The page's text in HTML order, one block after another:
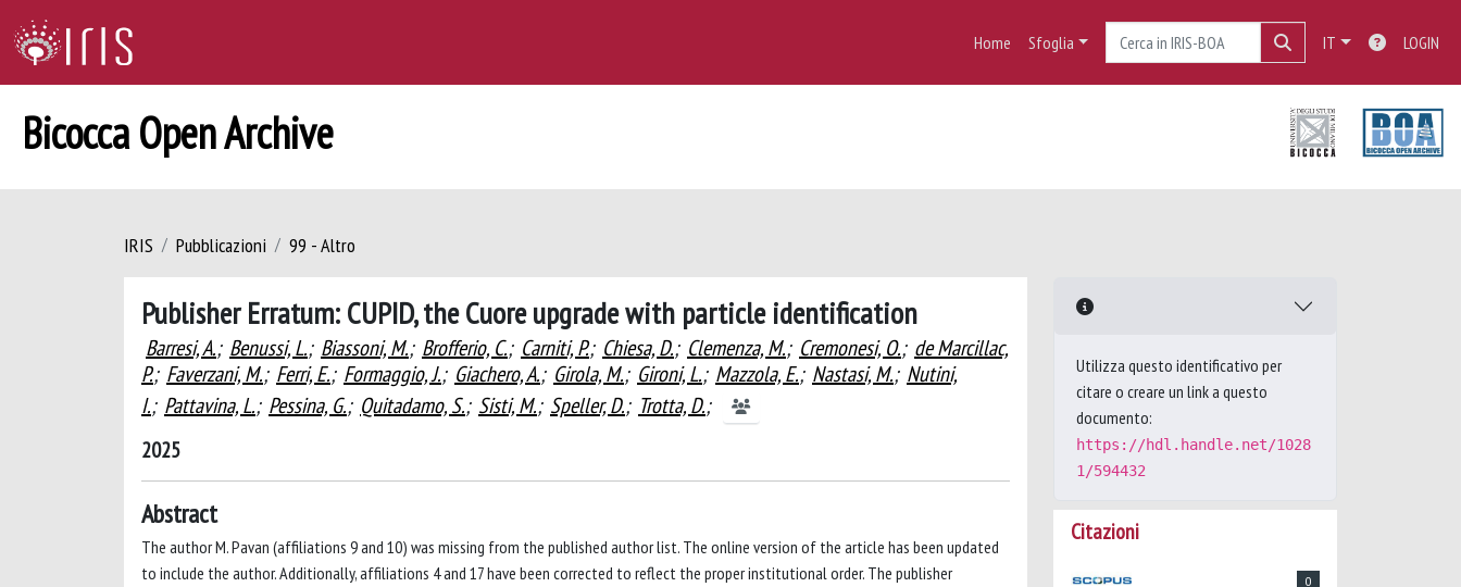
Home Sfoglia IT LOGIN
Bicocca Open Archive
IRIS Pubblicazioni 99 - Altro
Publisher Erratum: CUPID, the Cuore upgrade with particle identification
Barresi, A.; Benussi, L.; Biassoni, M.; Brofferio, C.; Carniti, P.; Chiesa, D.; Clemenza, M.; Cremonesi, O.; de Marcillac,
P.; Faverzani, M.; Ferri, E.; Formaggio, J.; Giachero, A.; Girola, M.; Gironi, L.; Mazzola, E.; Nastasi, M.; Nutini,
I.; Pattavina, L.; Pessina, G.; Quitadamo, S.; Sisti, M.; Speller, D.; Trotta, D.;
2025
Abstract
The author M. Pavan (affiliations 9 and 10) was missing from the published author list. The online version of the article has been updated
to include the author. Additionally, affiliations 4 and 17 have been corrected to reflect the proper institutional order. The publisher
Utilizza questo identificativo per
citare o creare un link a questo
documento:
https://hdl.handle.net/1028
1/594432
Citazioni
0